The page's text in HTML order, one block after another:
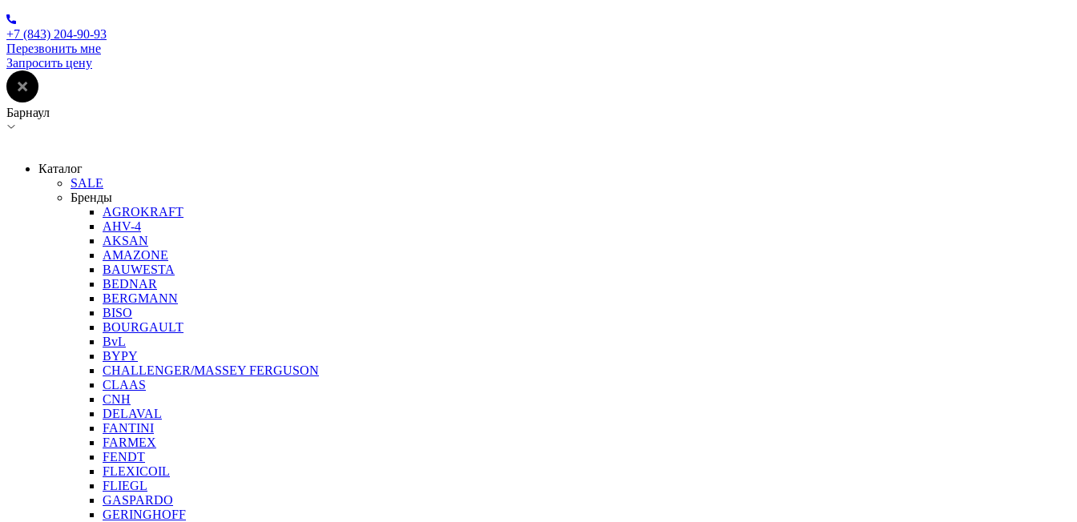
+7 (843) 204-90-93
Перезвонить мне
Запросить цену
Барнаул
Каталог
SALE
Бренды
AGROKRAFT
AHV-4
AKSAN
AMAZONE
BAUWESTA
BEDNAR
BERGMANN
BISO
BOURGAULT
BvL
BYPY
CHALLENGER/MASSEY FERGUSON
CLAAS
CNH
DELAVAL
FANTINI
FARMEX
FENDT
FLEXICOIL
FLIEGL
GASPARDO
GERINGHOFF